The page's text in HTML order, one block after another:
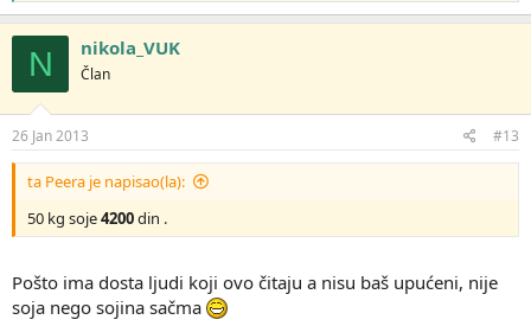
a
g
o
v
a
n
j
N nikola_VUK
Član
26 Jan 2013 #13
ta Peera je napisao(la):
50 kg soje4200din .
Pošto ima dosta ljudi koji ovo čitaju a nisu baš upućeni, nije
soja nego sojina sačma